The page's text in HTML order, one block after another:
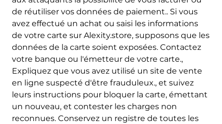
de réutiliser vos données de paiement.. Si vous
avez effectué un achat ou saisi les informations
de votre carte sur Alexity.store, supposons que les
données de la carte soient exposées. Contactez
votre banque ou l'émetteur de votre carte.,
Expliquez que vous avez utilisé un site de vente
en ligne suspecté d'être frauduleux., et suivez
leurs instructions pour bloquer la carte, émettant
un nouveau, et contester les charges non
reconnues. Conservez un registre de toutes les